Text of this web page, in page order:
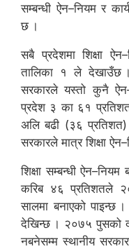
सम्बन्धी ऐन–नियम र
छ ।
सबै प्रदेशमा शिक्षा
तालिका १ ले देखाउँछ
सरकारले यस्तो कुनै
प्रदेश ३ का ६१
अलि बढी (३६
सरकारले मात्र शिक्षा
शिक्षा सम्बन्धी
करिब ४६ प्रतिशतले
सालमा बनाएको पाइन्छ
देखिन्छ । २०७५ पुसको
नबनेसम्म स्थानीय